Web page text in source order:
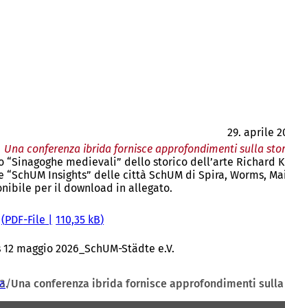
29. aprile
Una conferenza ibrida fornisce approfondimenti sulla
medievali” dello storico dell’arte Richard
Insights” delle città SchUM di Spira, Worms,
per il download in allegato.
PDF-File 110,35 kB
maggio 2026_SchUM-Städte e.V.
Una conferenza ibrida fornisce approfondimenti